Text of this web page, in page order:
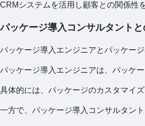
CRMシステムを活用し顧客との関係性
パッケージ導入コンサルタントと
パッケージ導入エンジニアとパッケー
パッケージ導入エンジニアは、パッケ
具体的には、パッケージのカスタマイ
一方で、パッケージ導入コンサルタン